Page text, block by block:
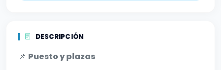
DESCRIPCIÓN
📌 Puesto y plazas